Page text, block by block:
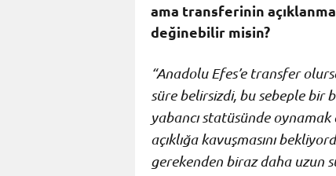
ama transferinin
değinebilir misin?
“Anadolu Efes’e transfer
süre belirsizdi, bu sebeple bir
yabancı statüsünde
açıklığa kavuşmasını
gerekenden biraz daha uzun